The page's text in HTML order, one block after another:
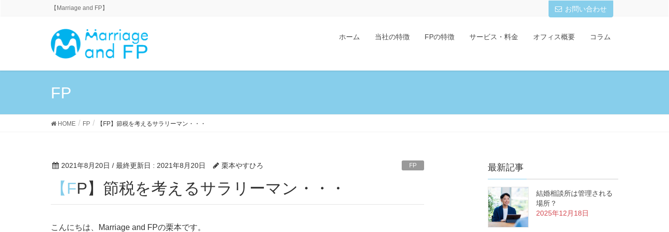
【Marriage and FP】 お問い合わせ
ホーム 当社の特徴 FPの特徴 サービス・料金 オフィス概要 コラム
FP
HOME FP 【FP】節税を考えるサラリーマン・・・
2021年8月20日 / 最終更新日 : 2021年8月20日 栗本やすひろ FP
【FP】節税を考えるサラリーマン・・・
こんにちは、Marriage and FPの栗本です。
最新記事
結婚相談所は管理される
場所？
2025年12月18日